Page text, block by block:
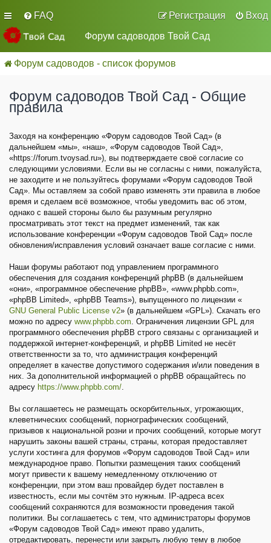
FAQ Вход
Регистрация
Форум садоводов Твой Сад
Форум садоводов - список форумов
Форум садоводов Твой Сад - Общие
правила
Заходя на конференцию «Форум садоводов Твой Сад» (в
дальнейшем «мы», «наш», «Форум садоводов Твой Сад»,
«https://forum.tvoysad.ru»), вы подтверждаете своё согласие со
следующими условиями. Если вы не согласны с ними, пожалуйста,
не заходите и не пользуйтесь форумами «Форум садоводов Твой
Сад». Мы оставляем за собой право изменять эти правила в любое
время и сделаем всё возможное, чтобы уведомить вас об этом,
однако с вашей стороны было бы разумным регулярно
просматривать этот текст на предмет изменений, так как
использование конференции «Форум садоводов Твой Сад» после
обновления/исправления условий означает ваше согласие с ними.
Наши форумы работают под управлением программного
обеспечения для создания конференций phpBB (в дальнейшем
«они», «программное обеспечение phpBB», «www.phpbb.com»,
«phpBB Limited», «phpBB Teams»), выпущенного по лицензии «
GNU General Public License v2» (в дальнейшем «GPL»). Скачать его
можно по адресу www.phpbb.com. Ограничения лицензии GPL для
программного обеспечения phpBB строго связаны с организацией и
поддержкой интернет-конференций, и phpBB Limited не несёт
ответственности за то, что администрация конференций
определяет в качестве допустимого содержания и/или поведения в
них. За дополнительной информацией о phpBB обращайтесь по
адресу https://www.phpbb.com/.
Вы соглашаетесь не размещать оскорбительных, угрожающих,
клеветнических сообщений, порнографических сообщений,
призывов к национальной розни и прочих сообщений, которые могут
нарушить законы вашей страны, страны, которая предоставляет
услуги хостинга для форумов «Форум садоводов Твой Сад» или
международное право. Попытки размещения таких сообщений
могут привести к вашему немедленному отключению от
конференции, при этом ваш провайдер будет поставлен в
известность, если мы сочтём это нужным. IP-адреса всех
сообщений сохраняются для возможности проведения такой
политики. Вы соглашаетесь с тем, что администраторы форумов
«Форум садоводов Твой Сад» имеют право удалить,
отредактировать, перенести или закрыть любую тему в любое